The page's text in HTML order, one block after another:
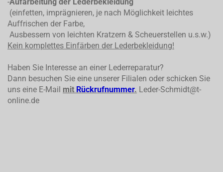
(einfetten, imprägnieren, je nach Möglichkeit leichtes
Auffrischen der Farbe,
Ausbessern von leichten Kratzern & Scheuerstellen u.s.w.)
Kein komplettes Einfärben der Lederbekleidung!
Haben Sie Interesse an einer Lederreparatur?
Dann besuchen Sie eine unserer Filialen oder schicken Sie
uns eine E-Mail mit Rückrufnummer. Leder-Schmidt@t-
online.de